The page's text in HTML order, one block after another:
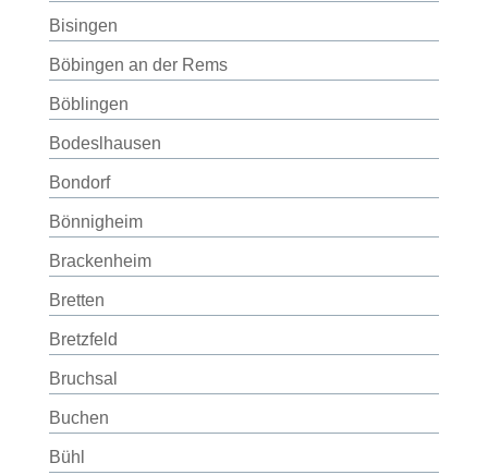
Bisingen
Böbingen an der Rems
Böblingen
Bodeslhausen
Bondorf
Bönnigheim
Brackenheim
Bretten
Bretzfeld
Bruchsal
Buchen
Bühl